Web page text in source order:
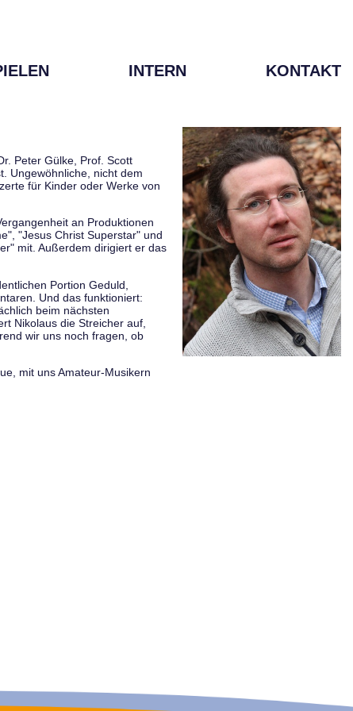
INTERN KONTAKT
Peter Gülke, Prof. Scott
Ungewöhnliche, nicht dem
für Kinder oder Werke von
an Produktionen
"Jesus Christ Superstar" und
mit. Außerdem dirigiert er das
Portion Geduld,
Und das funktioniert:
beim nächsten
Nikolaus die Streicher auf,
wir uns noch fragen, ob
mit uns Amateur-Musikern